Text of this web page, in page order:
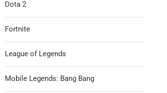
Dota 2
Fortnite
League of Legends
Mobile Legends: Bang Bang